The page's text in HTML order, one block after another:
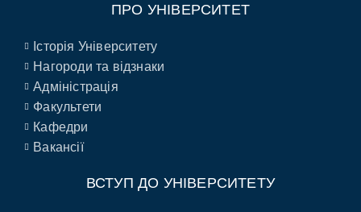
ПРО УНІВЕРСИТЕТ
Історія Університету
Нагороди та відзнаки
Адміністрація
Факультети
Кафедри
Вакансії
ВСТУП ДО УНІВЕРСИТЕТУ